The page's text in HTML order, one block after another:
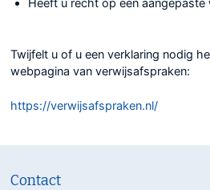
Twijfelt u of u een verklaring nodig
webpagina van verwijsafspraken:
https://verwijsafspraken.nl/
Contact